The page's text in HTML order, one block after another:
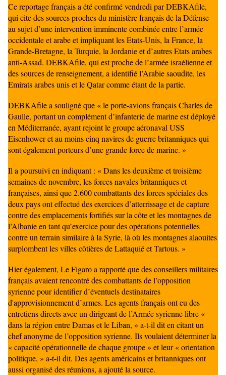
Ce reportage français a été confirmé vendredi par DEBKAfile,
qui cite des sources proches du ministère français de la Défense
au sujet d’une intervention imminente combinée entre l’armée
occidentale et arabe et impliquant les Etats-Unis, la France, la
Grande-Bretagne, la Turquie, la Jordanie et d’autres Etats arabes
anti-Assad. DEBKAfile, qui est proche de l’armée israélienne et
des sources de renseignement, a identifié l’Arabie saoudite, les
Emirats arabes unis et le Qatar comme étant de la partie.
DEBKAfile a souligné que « le porte-avions français Charles de
Gaulle, portant un complément d’infanterie de marine est déployé
en Méditerranée, ayant rejoint le groupe aéronaval USS
Eisenhower et au moins cinq navires de guerre britanniques qui
sont également porteurs d’une grande force de marine. »
Il a poursuivi en indiquant : « Dans les deuxième et troisième
semaines de novembre, les forces navales britanniques et
françaises, ainsi que 2.600 combattants des forces spéciales des
deux pays ont effectué des exercices d’atterrissage et de capture
contre des emplacements fortifiés sur la côte et les montagnes de
l’Albanie en tant qu’exercice pour des opérations potentielles
contre un terrain similaire à la Syrie, là où les montagnes alaouites
surplombent les villes côtières de Lattaquié et Tartous. »
Hier également, Le Figaro a rapporté que des conseillers militaires
français avaient rencontré des combattants de l’opposition
syrienne pour identifier d’éventuels destinataires
d'approvisionnement d’armes. Les agents français ont eu des
entretiens directs avec un dirigeant de l’Armée syrienne libre «
dans la région entre Damas et le Liban, » a-t-il dit en citant un
chef anonyme de l’opposition syrienne. Ils voulaient déterminer la
« capacité opérationnelle de chaque groupe » et leur « orientation
politique, » a-t-il dit. Des agents américains et britanniques ont
aussi organisé des réunions, a ajouté la source.